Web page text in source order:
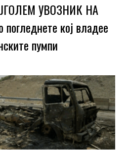
УВОЗНИК НА
кој владее
пумпи